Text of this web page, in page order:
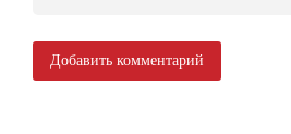
Добавить комментарий